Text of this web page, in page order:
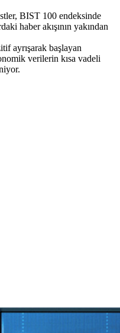
BIST 100 endeksinde
haber akışının yakından
ayrışarak başlayan
verilerin kısa vadeli